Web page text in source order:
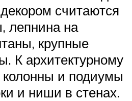
считаются
лепнина на
крупные
К архитектурному
колонны и подиумы
и ниши в стенах.